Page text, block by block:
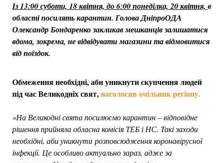
Із 13:00 суботи, 18 квітня, до 6:00 понеділка, 20 квітня, в
області посилять карантин. Голова ДніпроОДА
Олександр Бондаренко закликав мешканців залишатися
вдома, зокрема, не відвідувати магазини та відмовитися
від поїздок.
Обмеження необхідні, аби уникнути скупчення людей
під час Великодніх свят,наголосив очільник регіону.
«На Великодні свята посилюємо карантин – відповідне
рішення прийняла обласна комісія ТЕБ і НС. Такі заходи
необхідні, аби уникнути розповсюдження коронавірусної
інфекції. Це особливо актуально зараз, адже за